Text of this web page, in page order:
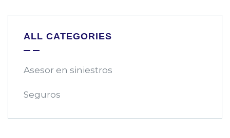
ALL CATEGORIES
Asesor en siniestros
Seguros